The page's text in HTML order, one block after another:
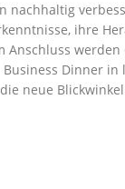
nachhaltig
ihre
Anschluss
Dinner in
neue